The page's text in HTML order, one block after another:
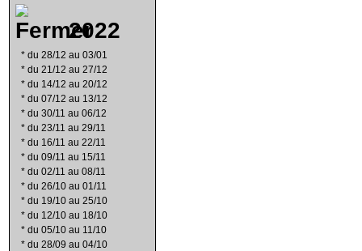
2022
* du 28/12 au 03/01
* du 21/12 au 27/12
* du 14/12 au 20/12
* du 07/12 au 13/12
* du 30/11 au 06/12
* du 23/11 au 29/11
* du 16/11 au 22/11
* du 09/11 au 15/11
* du 02/11 au 08/11
* du 26/10 au 01/11
* du 19/10 au 25/10
* du 12/10 au 18/10
* du 05/10 au 11/10
* du 28/09 au 04/10